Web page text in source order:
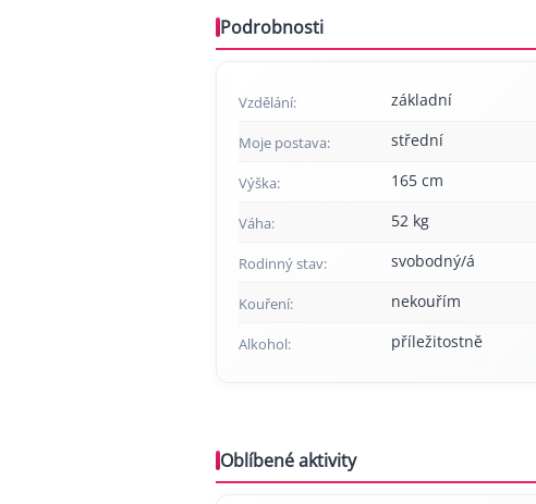
Podrobnosti
Vzdělání: základní
Moje postava: střední
Výška: 165 cm
Váha: 52 kg
Rodinný stav: svobodný/á
Kouření: nekouřím
Alkohol: příležitostně
Oblíbené aktivity